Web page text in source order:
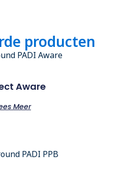
producten
Aware
Meer